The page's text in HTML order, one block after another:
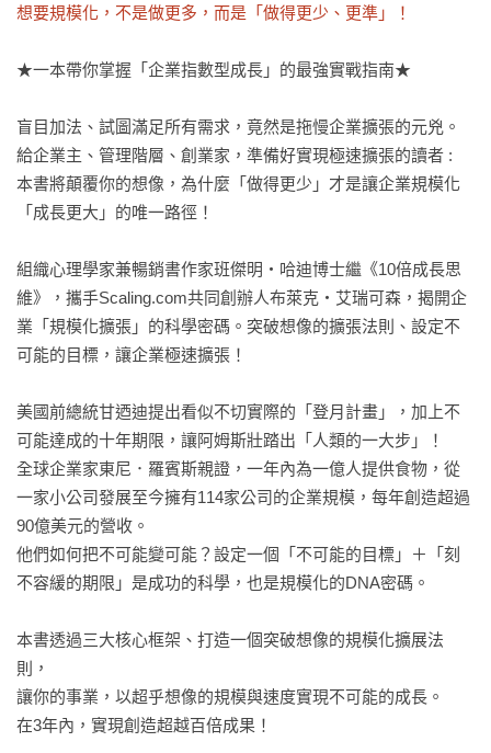
想要規模化，不是做更多，而是「做得更少、更準」！
★一本帶你掌握「企業指數型成長」的最強實戰指南★
盲目加法、試圖滿足所有需求，竟然是拖慢企業擴張的元兇。
給企業主、管理階層、創業家，準備好實現極速擴張的讀者 :
本書將顛覆你的想像，為什麼「做得更少」才是讓企業規模化
「成長更大」的唯一路徑！
組織心理學家兼暢銷書作家班傑明‧哈迪博士繼《10倍成長思
維》，攜手Scaling.com共同創辦人布萊克‧艾瑞可森，揭開企
業「規模化擴張」的科學密碼。突破想像的擴張法則、設定不
可能的目標，讓企業極速擴張！
美國前總統甘迺迪提出看似不切實際的「登月計畫」，加上不
可能達成的十年期限，讓阿姆斯壯踏出「人類的一大步」！
全球企業家東尼．羅賓斯親證，一年內為一億人提供食物，從
一家小公司發展至今擁有114家公司的企業規模，每年創造超過
90億美元的營收。
他們如何把不可能變可能？設定一個「不可能的目標」＋「刻
不容緩的期限」是成功的科學，也是規模化的DNA密碼。
本書透過三大核心框架、打造一個突破想像的規模化擴展法
則，
讓你的事業，以超乎想像的規模與速度實現不可能的成長。
在3年內，實現創造超越百倍成果！